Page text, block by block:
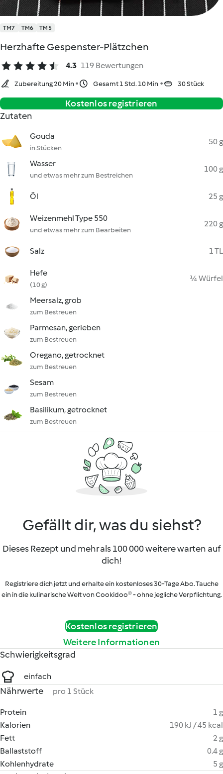
TM7 TM6 TM5
Herzhafte Gespenster-Plätzchen
4.3 119 Bewertungen
Zubereitung 20 Min Gesamt 1 Std. 10 Min 30 Stück
Kostenlos registrieren
Zutaten
Gouda
in Stücken
50 g
Wasser
und etwas mehr zum Bestreichen
100 g
Öl 25 g
Weizenmehl Type 550
und etwas mehr zum Bearbeiten
220 g
Salz 1 TL
Hefe
(10 g)
¼ Würfel
Meersalz, grob
zum Bestreuen
Parmesan, gerieben
zum Bestreuen
Oregano, getrocknet
zum Bestreuen
Sesam
zum Bestreuen
Basilikum, getrocknet
zum Bestreuen
Gefällt dir, was du siehst?
Dieses Rezept und mehr als 100 000 weitere warten auf
dich!
Registriere dich jetzt und erhalte ein kostenloses 30-Tage Abo. Tauche
ein in die kulinarische Welt von Cookidoo® - ohne jegliche Verpflichtung.
Kostenlos registrieren
Weitere Informationen
Schwierigkeitsgrad
einfach
Nährwerte pro 1 Stück
Protein
1 g
Kalorien
190 kJ / 45 kcal
Fett
2 g
Ballaststoff
0.4 g
Kohlenhydrate
5 g